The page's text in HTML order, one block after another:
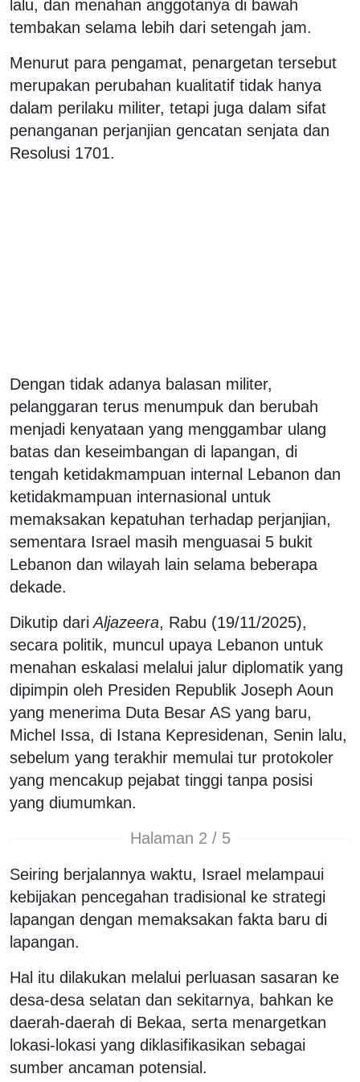
lalu, dan menahan anggotanya di bawah
tembakan selama lebih dari setengah jam.
Menurut para pengamat, penargetan tersebut
merupakan perubahan kualitatif tidak hanya
dalam perilaku militer, tetapi juga dalam sifat
penanganan perjanjian gencatan senjata dan
Resolusi 1701.
Dengan tidak adanya balasan militer,
pelanggaran terus menumpuk dan berubah
menjadi kenyataan yang menggambar ulang
batas dan keseimbangan di lapangan, di
tengah ketidakmampuan internal Lebanon dan
ketidakmampuan internasional untuk
memaksakan kepatuhan terhadap perjanjian,
sementara Israel masih menguasai 5 bukit
Lebanon dan wilayah lain selama beberapa
dekade.
Dikutip dari Aljazeera, Rabu (19/11/2025),
secara politik, muncul upaya Lebanon untuk
menahan eskalasi melalui jalur diplomatik yang
dipimpin oleh Presiden Republik Joseph Aoun
yang menerima Duta Besar AS yang baru,
Michel Issa, di Istana Kepresidenan, Senin lalu,
sebelum yang terakhir memulai tur protokoler
yang mencakup pejabat tinggi tanpa posisi
yang diumumkan.
Halaman 2 / 5
Seiring berjalannya waktu, Israel melampaui
kebijakan pencegahan tradisional ke strategi
lapangan dengan memaksakan fakta baru di
lapangan.
Hal itu dilakukan melalui perluasan sasaran ke
desa-desa selatan dan sekitarnya, bahkan ke
daerah-daerah di Bekaa, serta menargetkan
lokasi-lokasi yang diklasifikasikan sebagai
sumber ancaman potensial.